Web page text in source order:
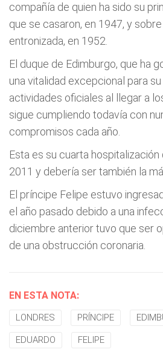
compañía de quien ha sido su
que se casaron, en 1947, y
entronizada, en 1952.
El duque de Edimburgo, que ha
una vitalidad excepcional para
actividades oficiales al llegar a
sigue cumpliendo todavía con
compromisos cada año.
Esta es su cuarta
2011 y debería ser también la
El príncipe Felipe estuvo
el año pasado debido a una
diciembre anterior tuvo que ser
de una obstrucción coronaria.
EN ESTA NOTA:
LONDRES PRÍNCIPE
EDUARDO FELIPE